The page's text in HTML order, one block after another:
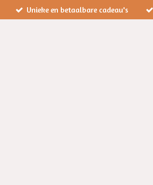
direct
Unieke en betaalbare cadeau's